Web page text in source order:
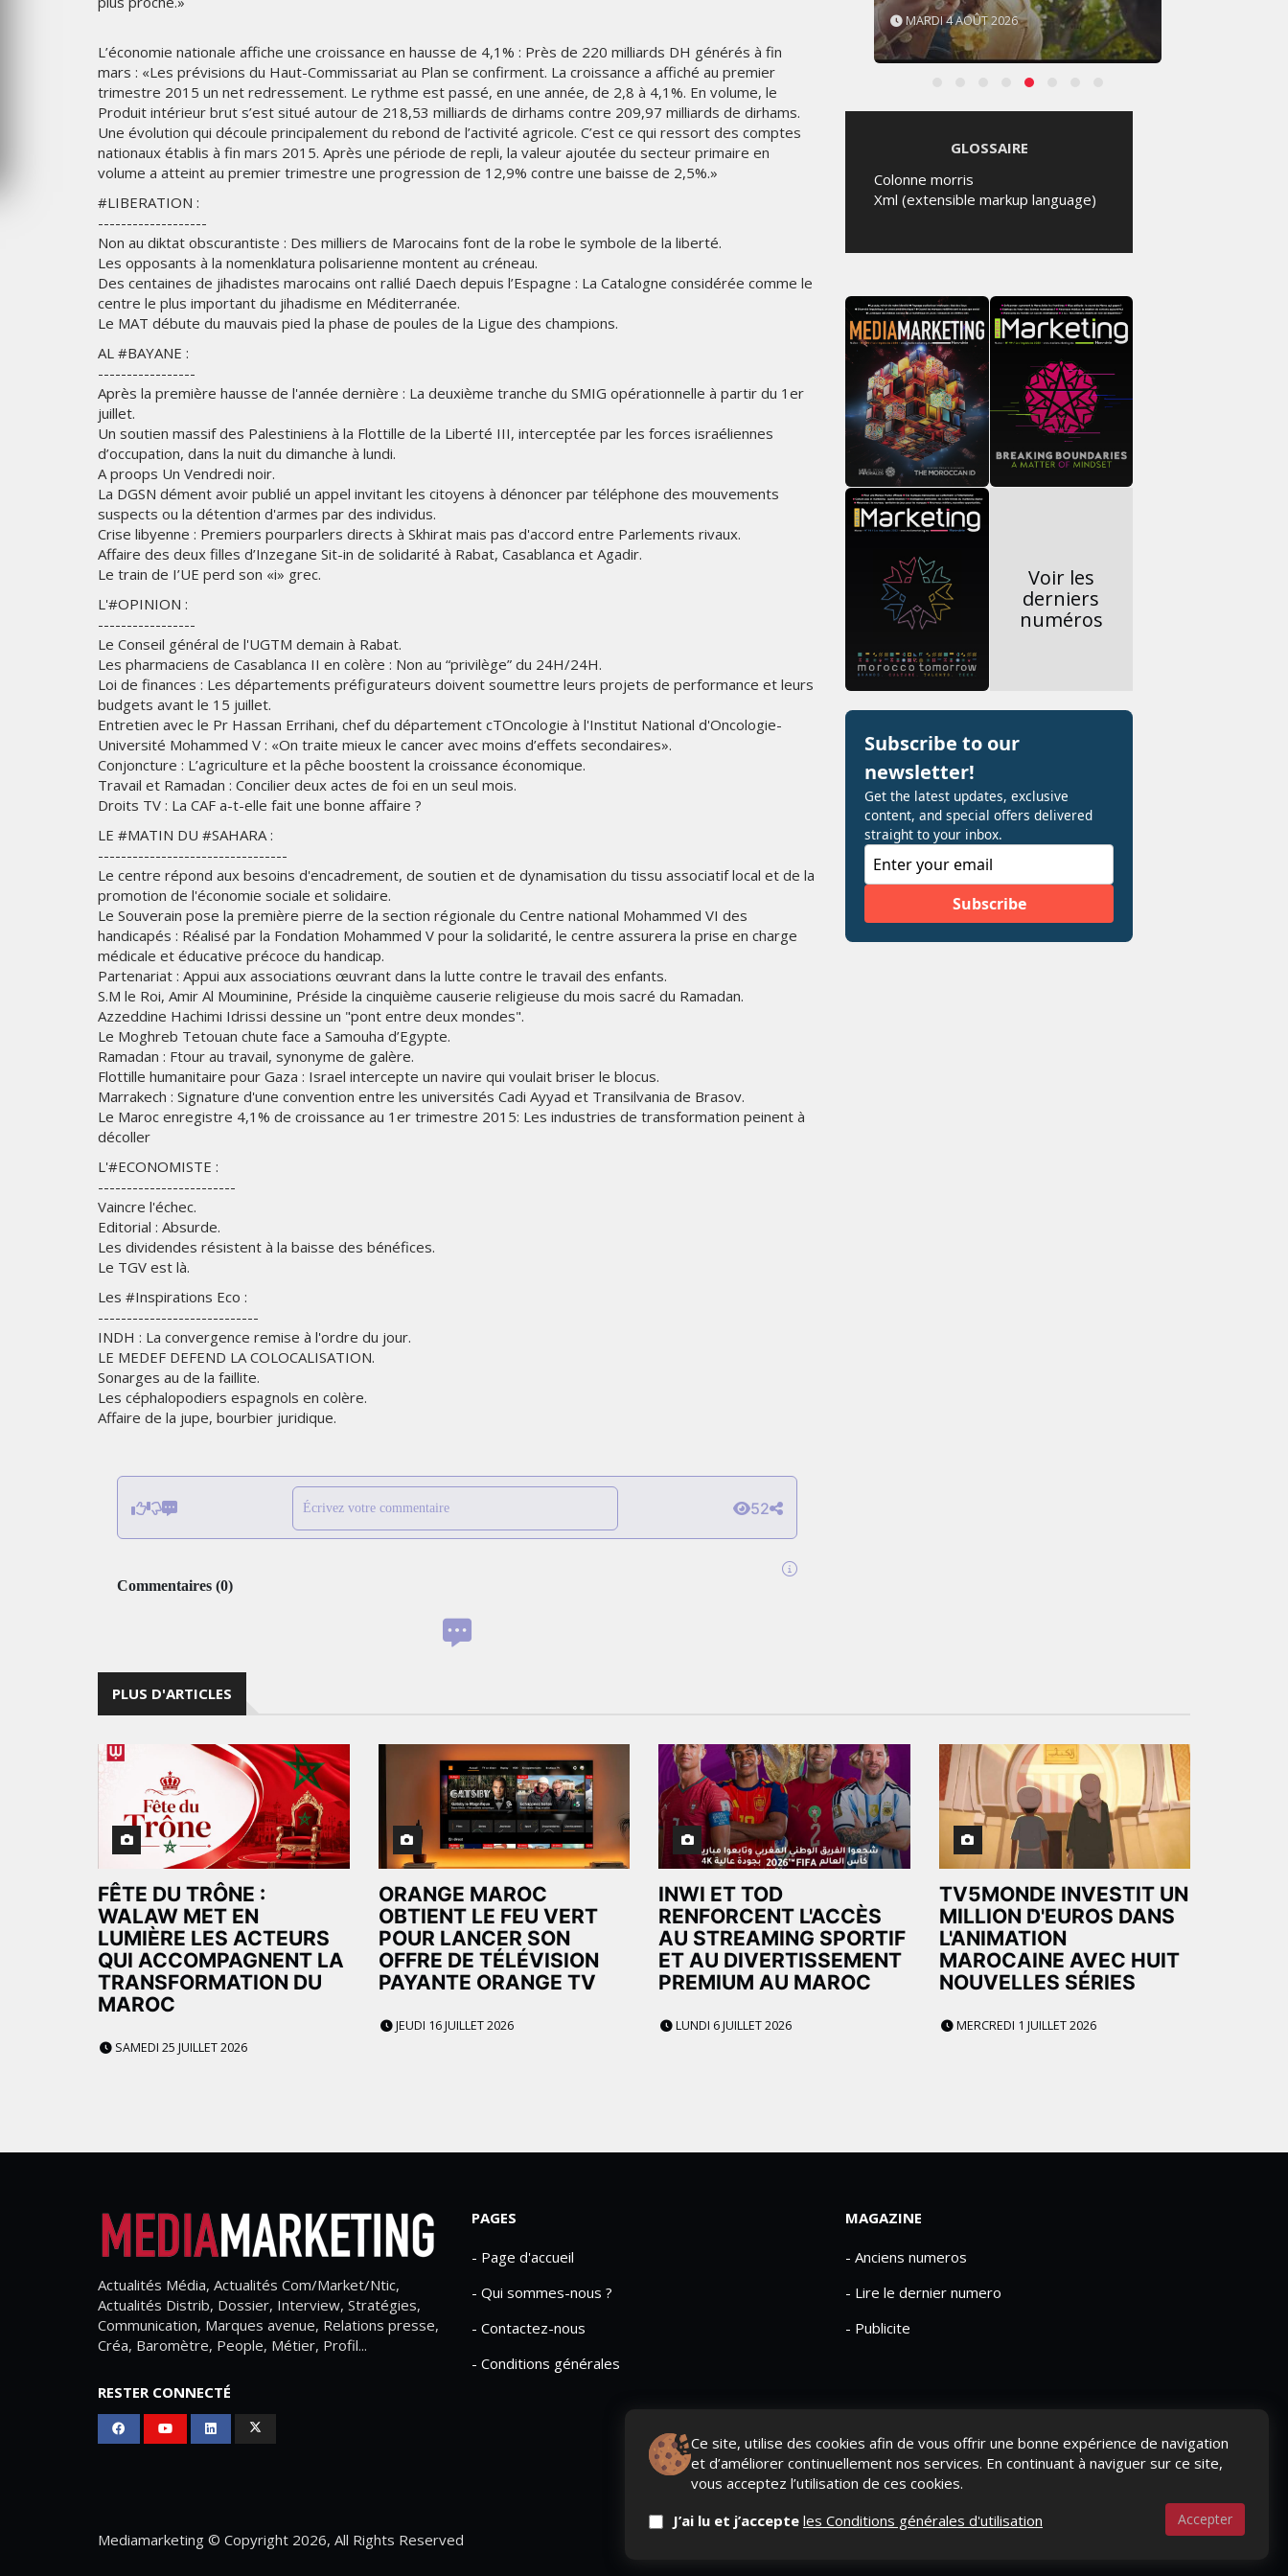
L’économie nationale affiche une croissance en hausse de 4,1% : Près de 220 milliards DH générés à fin
mars : «Les prévisions du Haut-Commissariat au Plan se confirment. La croissance a affiché au premier
trimestre 2015 un net redressement. Le rythme est passé, en une année, de 2,8 à 4,1%. En volume, le
Produit intérieur brut s’est situé autour de 218,53 milliards de dirhams contre 209,97 milliards de dirhams.
Une évolution qui découle principalement du rebond de l’activité agricole. C’est ce qui ressort des comptes
nationaux établis à fin mars 2015. Après une période de repli, la valeur ajoutée du secteur primaire en
volume a atteint au premier trimestre une progression de 12,9% contre une baisse de 2,5%.»
#LIBERATION :
-------------------
Non au diktat obscurantiste : Des milliers de Marocains font de la robe le symbole de la liberté.
Les opposants à la nomenklatura polisarienne montent au créneau.
Des centaines de jihadistes marocains ont rallié Daech depuis l’Espagne : La Catalogne considérée comme le
centre le plus important du jihadisme en Méditerranée.
Le MAT débute du mauvais pied la phase de poules de la Ligue des champions.
AL #BAYANE :
-----------------
Après la première hausse de l'année dernière : La deuxième tranche du SMIG opérationnelle à partir du 1er
juillet.
Un soutien massif des Palestiniens à la Flottille de la Liberté III, interceptée par les forces israéliennes
d’occupation, dans la nuit du dimanche à lundi.
A proops Un Vendredi noir.
La DGSN dément avoir publié un appel invitant les citoyens à dénoncer par téléphone des mouvements
suspects ou la détention d'armes par des individus.
Crise libyenne : Premiers pourparlers directs à Skhirat mais pas d'accord entre Parlements rivaux.
Affaire des deux filles d’Inzegane Sit-in de solidarité à Rabat, Casablanca et Agadir.
Le train de I’UE perd son «i» grec.
L'#OPINION :
-----------------
Le Conseil général de l'UGTM demain à Rabat.
Les pharmaciens de Casablanca II en colère : Non au “privilège” du 24H/24H.
Loi de finances : Les départements préfigurateurs doivent soumettre leurs projets de performance et leurs
budgets avant le 15 juillet.
Entretien avec le Pr Hassan Errihani, chef du département cTOncologie à l'Institut National d'Oncologie-
Université Mohammed V : «On traite mieux le cancer avec moins d’effets secondaires».
Conjoncture : L’agriculture et la pêche boostent la croissance économique.
Travail et Ramadan : Concilier deux actes de foi en un seul mois.
Droits TV : La CAF a-t-elle fait une bonne affaire ?
LE #MATIN DU #SAHARA :
---------------------------------
Le centre répond aux besoins d'encadrement, de soutien et de dynamisation du tissu associatif local et de la
promotion de l'économie sociale et solidaire.
Le Souverain pose la première pierre de la section régionale du Centre national Mohammed VI des
handicapés : Réalisé par la Fondation Mohammed V pour la solidarité, le centre assurera la prise en charge
médicale et éducative précoce du handicap.
Partenariat : Appui aux associations œuvrant dans la lutte contre le travail des enfants.
S.M le Roi, Amir Al Mouminine, Préside la cinquième causerie religieuse du mois sacré du Ramadan.
Azzeddine Hachimi Idrissi dessine un "pont entre deux mondes".
Le Moghreb Tetouan chute face a Samouha d’Egypte.
Ramadan : Ftour au travail, synonyme de galère.
Flottille humanitaire pour Gaza : Israel intercepte un navire qui voulait briser le blocus.
Marrakech : Signature d'une convention entre les universités Cadi Ayyad et Transilvania de Brasov.
Le Maroc enregistre 4,1% de croissance au 1er trimestre 2015: Les industries de transformation peinent à
décoller
L'#ECONOMISTE :
------------------------
Vaincre l'échec.
Editorial : Absurde.
Les dividendes résistent à la baisse des bénéfices.
Le TGV est là.
Les #Inspirations Eco :
----------------------------
INDH : La convergence remise à l'ordre du jour.
LE MEDEF DEFEND LA COLOCALISATION.
Sonarges au de la faillite.
Les céphalopodiers espagnols en colère.
Affaire de la jupe, bourbier juridique.
Écrivez votre commentaire 52
Commentaires (0)
MARDI 4 AOÛT 2026
GLOSSAIRE
Colonne morris
Xml (extensible markup language)
Voir les
derniers
numéros
PLUS D'ARTICLES
FÊTE DU TRÔNE :
WALAW MET EN
LUMIÈRE LES ACTEURS
QUI ACCOMPAGNENT LA
TRANSFORMATION DU
MAROC
SAMEDI 25 JUILLET 2026
ORANGE MAROC
OBTIENT LE FEU VERT
POUR LANCER SON
OFFRE DE TÉLÉVISION
PAYANTE ORANGE TV
JEUDI 16 JUILLET 2026
INWI ET TOD
RENFORCENT L'ACCÈS
AU STREAMING SPORTIF
ET AU DIVERTISSEMENT
PREMIUM AU MAROC
LUNDI 6 JUILLET 2026
TV5MONDE INVESTIT UN
MILLION D'EUROS DANS
L'ANIMATION
MAROCAINE AVEC HUIT
NOUVELLES SÉRIES
MERCREDI 1 JUILLET 2026
Ce site, utilise des cookies afin de vous offrir une bonne expérience de navigation
et d’améliorer continuellement nos services. En continuant à naviguer sur ce site,
vous acceptez l’utilisation de ces cookies.
J’ai lu et j’accepte les Conditions générales d'utilisation Accepter
Actualités Média, Actualités Com/Market/Ntic,
Actualités Distrib, Dossier, Interview, Stratégies,
Communication, Marques avenue, Relations presse,
Créa, Baromètre, People, Métier, Profil...
RESTER CONNECTÉ
PAGES
- Page d'accueil
- Qui sommes-nous ?
- Contactez-nous
- Conditions générales
MAGAZINE
- Anciens numeros
- Lire le dernier numero
- Publicite
MENTIONS LÉGALES
Mediamarketing © Copyright 2026, All Rights Reserved